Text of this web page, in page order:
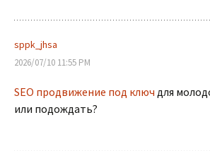
sppk_jhsa
2026/07/10 11:55 PM
SEO продвижение под ключ для
или подождать?